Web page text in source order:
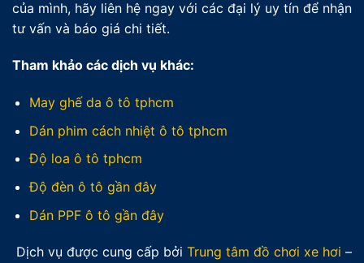
của mình, hãy liên hệ ngay với các đại lý uy tín để nhận
tư vấn và báo giá chi tiết.
Tham khảo các dịch vụ khác:
May ghế da ô tô tphcm
Dán phim cách nhiệt ô tô tphcm
Độ loa ô tô tphcm
Độ đèn ô tô gần đây
Dán PPF ô tô gần đây
Dịch vụ được cung cấp bởi Trung tâm đồ chơi xe hơi –